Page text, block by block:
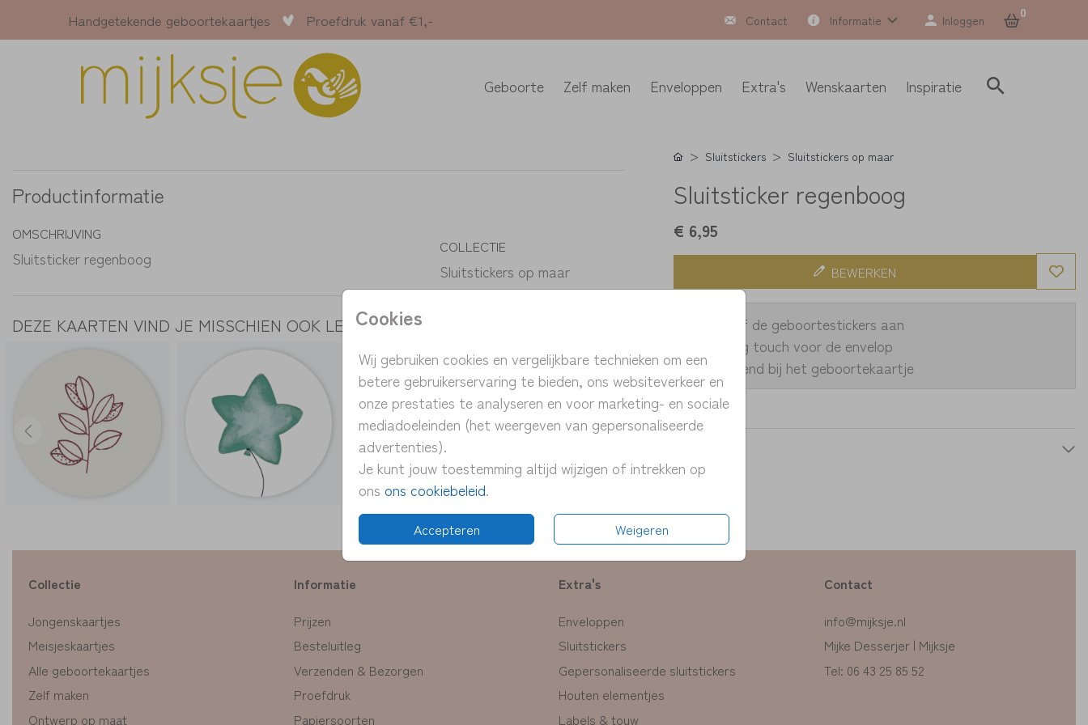
Handgetekende geboortekaartjes Proefdruk vanaf €1,- Contact Informatie Inloggen 0
Geboorte Zelf maken Enveloppen Extra's Wenskaarten Inspiratie
Cookies
Wij gebruiken cookies en vergelijkbare technieken om een
betere gebruikerservaring te bieden, ons websiteverkeer en
onze prestaties te analyseren en voor marketing- en sociale
mediadoeleinden (het weergeven van gepersonaliseerde
advertenties).
Je kunt jouw toestemming altijd wijzigen of intrekken op
ons ons cookiebeleid.
Accepteren Weigeren
Productinformatie
OMSCHRIJVING
Sluitsticker regenboog
COLLECTIE
Sluitstickers op maar
DEZE KAARTEN VIND JE MISSCHIEN OOK LEUK
Sluitstickers Sluitstickers op maar
Sluitsticker regenboog
€ 6,95
BEWERKEN
> Pas zelf de geboortestickers aan
> Finishing touch voor de envelop
> Bijpassend bij het geboortekaartje
Collectie
Jongenskaartjes
Meisjeskaartjes
Alle geboortekaartjes
Zelf maken
Ontwerp op maat
Informatie
Prijzen
Besteluitleg
Verzenden & Bezorgen
Proefdruk
Papiersoorten
Extra's
Enveloppen
Sluitstickers
Gepersonaliseerde sluitstickers
Houten elementjes
Labels & touw
Contact
info@mijksje.nl
Mijke Desserjer | Mijksje
Tel: 06 43 25 85 52